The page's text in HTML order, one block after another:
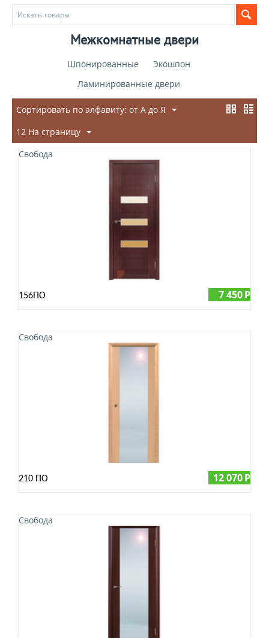
Межкомнатные двери
Шпонированные
Экошпон
Ламинированные двери
Сортировать по алфавиту: от А до Я
12 На страницу
Свобода
156ПО 7 450Р
Свобода
210 ПО 12 070Р
Свобода